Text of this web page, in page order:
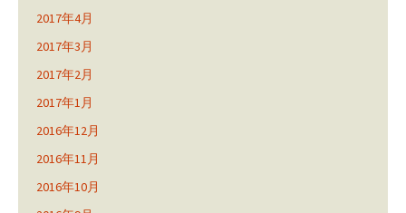
2017年4月
2017年3月
2017年2月
2017年1月
2016年12月
2016年11月
2016年10月